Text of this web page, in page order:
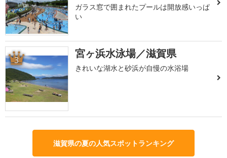
ガラス窓で囲まれたプールは開放感いっぱ
い
3 宮ヶ浜水泳場／滋賀県
きれいな湖水と砂浜が自慢の水浴場
滋賀県の夏の人気スポットランキング